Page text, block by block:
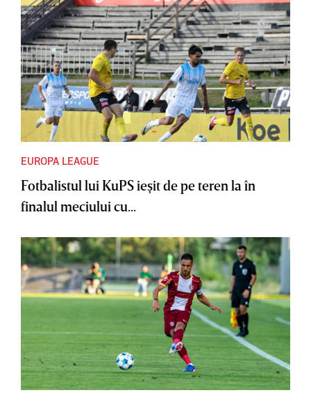
EUROPA LEAGUE
Fotbalistul lui KuPS ieşit de pe teren la în
finalul meciului cu...